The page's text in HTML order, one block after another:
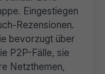
Eingestiegen
Rezensionen.
bevorzugt über
P2P-Fälle, sie
Netzthemen,